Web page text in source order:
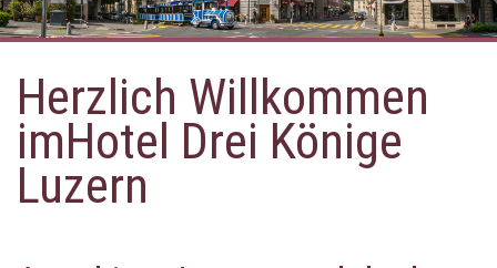
Herzlich Willkommen
imHotel Drei Könige
Luzern